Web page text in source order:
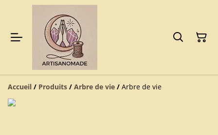
Accueil / Produits / Arbre de vie / Arbre de vie